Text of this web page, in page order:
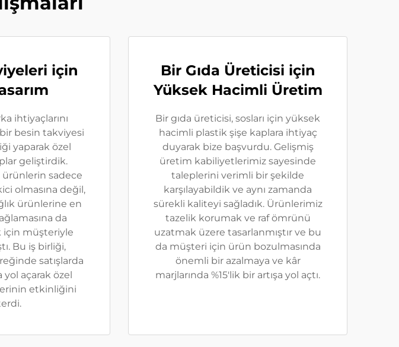
için
ihtiyaçlarını
besin takviyesi
yaparak özel
geliştirdik.
ürünlerin sadece
olmasına değil,
ürünlerine en
da
için müşteriyle
Bu iş birliği,
satışlarda
yol açarak özel
etkinliğini
Bir Gıda Üreticisi için
Yüksek Hacimli Üretim
Bir gıda üreticisi, sosları için yüksek
hacimli plastik şişe kaplara ihtiyaç
duyarak bize başvurdu. Gelişmiş
üretim kabiliyetlerimiz sayesinde
taleplerini verimli bir şekilde
karşılayabildik ve aynı zamanda
sürekli kaliteyi sağladık. Ürünlerimiz
tazelik korumak ve raf ömrünü
uzatmak üzere tasarlanmıştır ve bu
da müşteri için ürün bozulmasında
önemli bir azalmaya ve kâr
marjlarında %15'lik bir artışa yol açtı.